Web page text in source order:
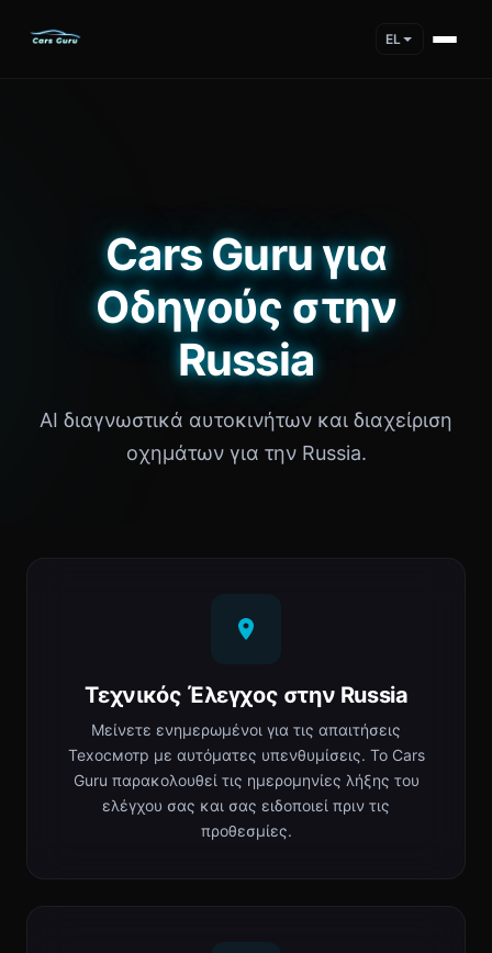
EL
Cars Guru για
Οδηγούς στην
Russia
AI διαγνωστικά αυτοκινήτων και διαχείριση
οχημάτων για την Russia.
Τεχνικός Έλεγχος στην Russia
Μείνετε ενημερωμένοι για τις απαιτήσεις
Техосмотр με αυτόματες υπενθυμίσεις. Το Cars
Guru παρακολουθεί τις ημερομηνίες λήξης του
ελέγχου σας και σας ειδοποιεί πριν τις
προθεσμίες.